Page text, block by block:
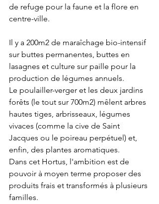
de refuge pour la faune et la flore en
centre-ville.
Il y a 200m2 de maraîchage bio-intensif
sur buttes permanentes, buttes en
lasagnes et culture sur paille pour la
production de légumes annuels.
Le poulailler-verger et les deux jardins
forêts (le tout sur 700m2) mêlent arbres
hautes tiges, arbrisseaux, légumes
vivaces (comme la cive de Saint
Jacques ou le poireau perpétuel) et,
enfin, des plantes aromatiques.
Dans cet Hortus, l'ambition est de
pouvoir à moyen terme proposer des
produits frais et transformés à plusieurs
familles.